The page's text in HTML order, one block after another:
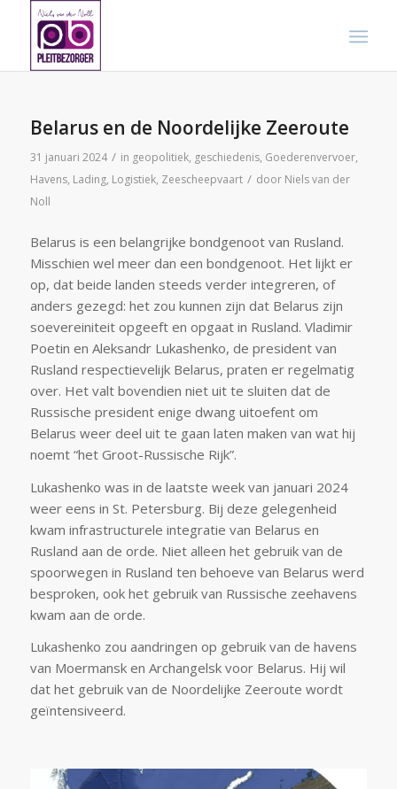
Belarus en de Noordelijke Zeeroute
31 januari 2024 / in geopolitiek, geschiedenis, Goederenvervoer,
Havens, Lading, Logistiek, Zeescheepvaart / door Niels van der
Noll
Belarus is een belangrijke bondgenoot van Rusland.
Misschien wel meer dan een bondgenoot. Het lijkt er
op, dat beide landen steeds verder integreren, of
anders gezegd: het zou kunnen zijn dat Belarus zijn
soevereiniteit opgeeft en opgaat in Rusland. Vladimir
Poetin en Aleksandr Lukashenko, de president van
Rusland respectievelijk Belarus, praten er regelmatig
over. Het valt bovendien niet uit te sluiten dat de
Russische president enige dwang uitoefent om
Belarus weer deel uit te gaan laten maken van wat hij
noemt “het Groot-Russische Rijk”.
Lukashenko was in de laatste week van januari 2024
weer eens in St. Petersburg. Bij deze gelegenheid
kwam infrastructurele integratie van Belarus en
Rusland aan de orde. Niet alleen het gebruik van de
spoorwegen in Rusland ten behoeve van Belarus werd
besproken, ook het gebruik van Russische zeehavens
kwam aan de orde.
Lukashenko zou aandringen op gebruik van de havens
van Moermansk en Archangelsk voor Belarus. Hij wil
dat het gebruik van de Noordelijke Zeeroute wordt
geïntensiveerd.